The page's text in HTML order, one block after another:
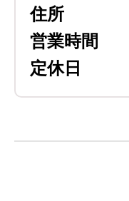
住所
営業時間
定休日